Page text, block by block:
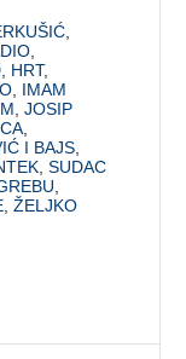
HRT,
IMAM
,JOSIP
I BAJS
,SUDAC
,ŽELJKO